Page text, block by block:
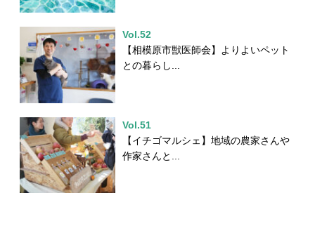
Vol.52
【相模原市獣医師会】よりよいペット
との暮らし...
Vol.51
【イチゴマルシェ】地域の農家さんや
作家さんと...